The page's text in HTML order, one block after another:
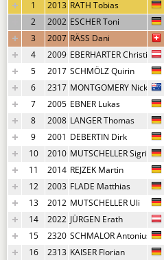
1 2013 RATH Tobias
2
2002 ESCHER Toni
3
2007 RÄSS Dani
4
2009 EBERHARTER Christian
5
2017 SCHMÖLZ Quirin
6
2317 MONTGOMERY Nick
7
2005 EBNER Lukas
8
2008 LANGER Thomas
9
2001 DEBERTIN Dirk
10
2010 MUTSCHELLER Sigrid
11
2014 REJZEK Martin
12
2003 FLADE Matthias
13
2012 MUTSCHELLER Uli
14
2022 JÜRGEN Erath
15
2320 SCHMALOR Antonius
16
2313 KAISER Florian